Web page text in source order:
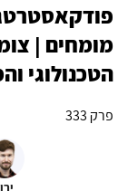
מומחים |
הטכנולוגי
פרק 333